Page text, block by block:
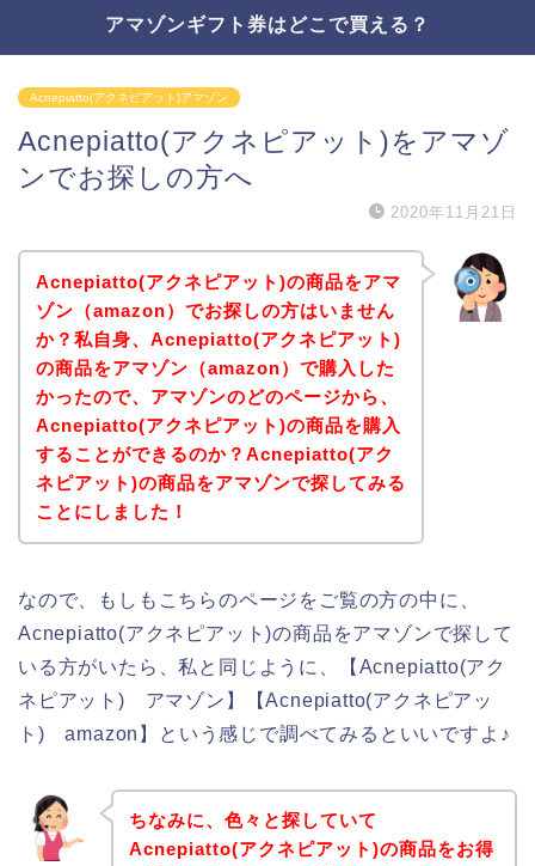
アマゾンギフト券はどこで買える？
Acnepiatto(アクネピアット)アマゾン
Acnepiatto(アクネピアット)をアマゾ
ンでお探しの方へ
2020年11月21日
Acnepiatto(アクネピアット)の商品をアマ
ゾン（amazon）でお探しの方はいません
か？私自身、Acnepiatto(アクネピアット)
の商品をアマゾン（amazon）で購入した
かったので、アマゾンのどのページから、
Acnepiatto(アクネピアット)の商品を購入
することができるのか？Acnepiatto(アク
ネピアット)の商品をアマゾンで探してみる
ことにしました！
なので、もしもこちらのページをご覧の方の中に、
Acnepiatto(アクネピアット)の商品をアマゾンで探して
いる方がいたら、私と同じように、【Acnepiatto(アク
ネピアット) アマゾン】【Acnepiatto(アクネピアッ
ト) amazon】という感じで調べてみるといいですよ♪
ちなみに、色々と探していて
Acnepiatto(アクネピアット)の商品をお得